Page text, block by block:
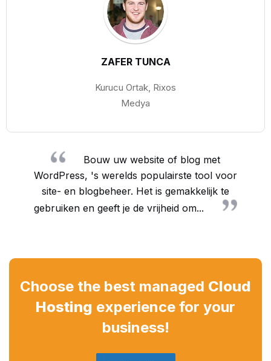
ZAFER TUNCA
Kurucu Ortak, Rixos
Medya
Bouw uw website of blog met
WordPress, 's werelds populairste tool voor
site- en blogbeheer. Het is gemakkelijk te
gebruiken en geeft je de vrijheid om...
Choose the best managed Cloud
Hosting experience for your
business!